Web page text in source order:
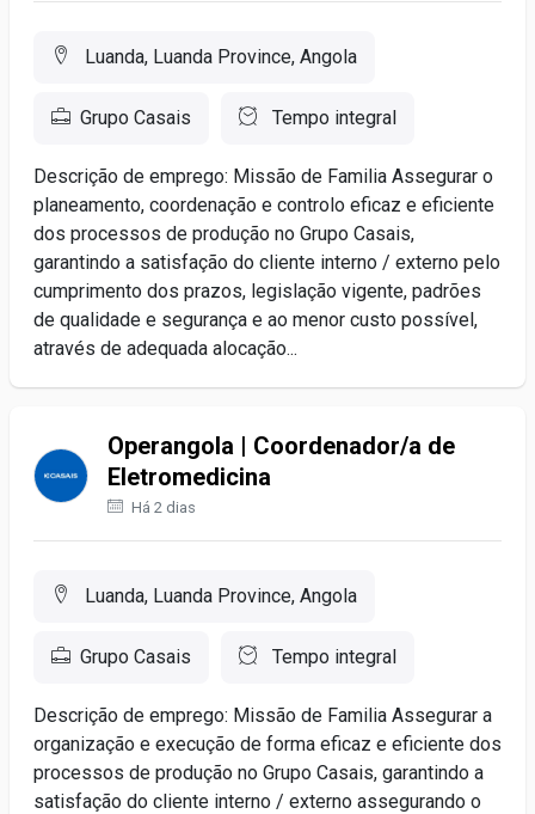
Luanda, Luanda Province, Angola
Grupo Casais Tempo integral
Descrição de emprego: Missão de Familia Assegurar o
planeamento, coordenação e controlo eficaz e eficiente
dos processos de produção no Grupo Casais,
garantindo a satisfação do cliente interno / externo pelo
cumprimento dos prazos, legislação vigente, padrões
de qualidade e segurança e ao menor custo possível,
através de adequada alocação...
Operangola | Coordenador/a de
Eletromedicina
Há 2 dias
Luanda, Luanda Province, Angola
Grupo Casais Tempo integral
Descrição de emprego: Missão de Familia Assegurar a
organização e execução de forma eficaz e eficiente dos
processos de produção no Grupo Casais, garantindo a
satisfação do cliente interno / externo assegurando o